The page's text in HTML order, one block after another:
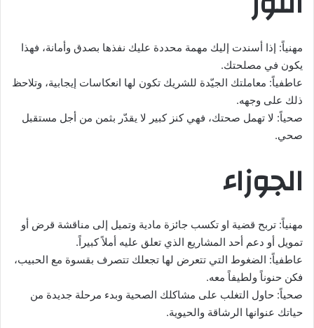
مهنياً: إذا أسندت إليك مهمة محددة عليك نفذها بصدق وأمانة، فهذا
يكون في مصلحتك.
عاطفياً: معاملتك الجيّدة للشريك تكون لها انعكاسات إيجابية، وتلاحظ
ذلك على وجهه.
صحياً: لا تهمل صحتك، فهي كنز كبير لا يقدّر بثمن من أجل مستقبل
صحي.
الجوزاء
مهنياً: تربح قضية او تكسب جائزة مادية وتميل إلى مناقشة قرض أو
تمويل أو دعم أحد المشاريع الذي تعلق عليه أملاً كبيراً.
عاطفياً: الضغوط التي تتعرض لها تجعلك تتصرف بقسوة مع الحبيب،
فكن حنوناً ولطيفاً معه.
صحياً: حاول التغلب على مشاكلك الصحية وبدء مرحلة جديدة من
حياتك عنوانها الرشاقة والحيوية.